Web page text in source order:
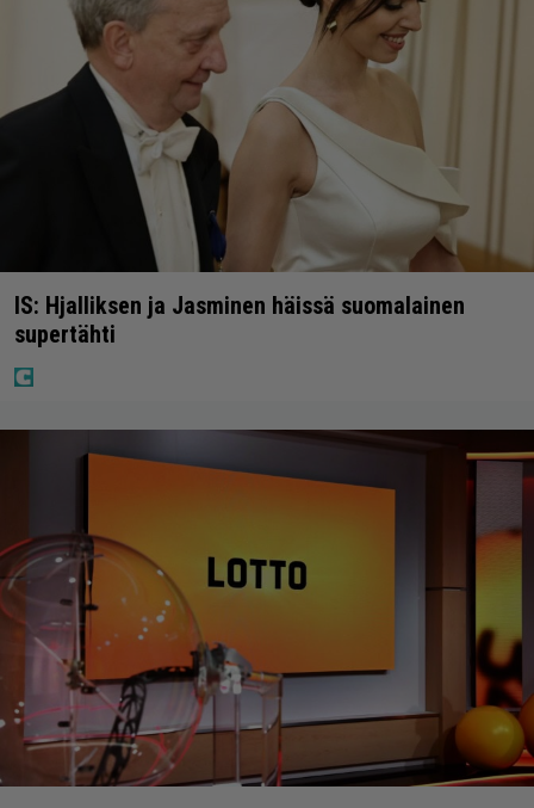
IS: Hjalliksen ja Jasminen häissä suomalainen
supertähti